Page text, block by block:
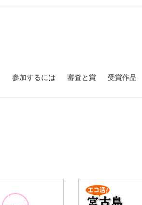
参加するには 審査と賞 受賞作品